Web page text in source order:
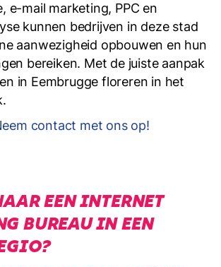
e-mail marketing, PPC en
kunnen bedrijven in deze stad
aanwezigheid opbouwen en hun
bereiken. Met de juiste aanpak
in Eembrugge floreren in het
contact met ons op!
EEN INTERNET
BUREAU IN EEN